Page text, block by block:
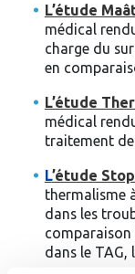
L’étude
médical
charge du
en
L’étude
médical
traitement
L’étude
thermalisme
dans les
comparaison
dans le TAG,